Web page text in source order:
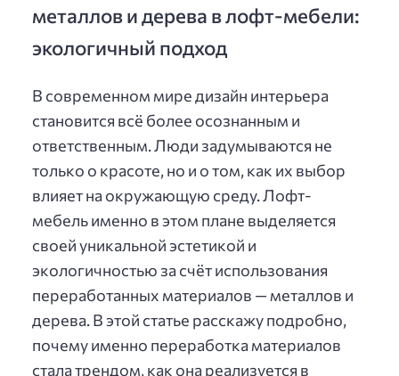
металлов и дерева в лофт-мебели:
экологичный подход
В современном мире дизайн интерьера
становится всё более осознанным и
ответственным. Люди задумываются не
только о красоте, но и о том, как их выбор
влияет на окружающую среду. Лофт-
мебель именно в этом плане выделяется
своей уникальной эстетикой и
экологичностью за счёт использования
переработанных материалов — металлов и
дерева. В этой статье расскажу подробно,
почему именно переработка материалов
стала трендом, как она реализуется в